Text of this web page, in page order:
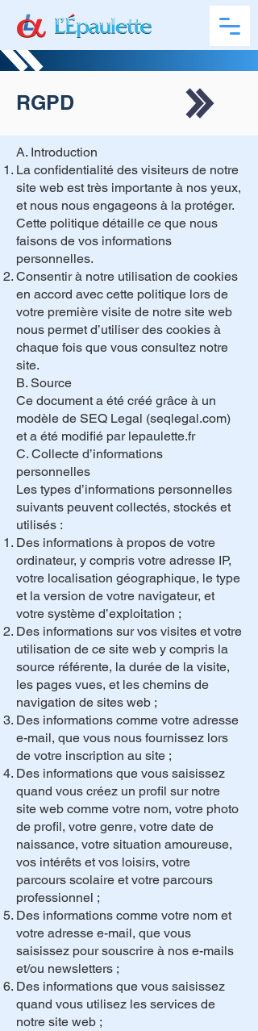
RGPD
A. Introduction
La confidentialité des visiteurs de notre
site web est très importante à nos yeux,
et nous nous engageons à la protéger.
Cette politique détaille ce que nous
faisons de vos informations
personnelles.
Consentir à notre utilisation de cookies
en accord avec cette politique lors de
votre première visite de notre site web
nous permet d’utiliser des cookies à
chaque fois que vous consultez notre
site.
B. Source
Ce document a été créé grâce à un
modèle de SEQ Legal (seqlegal.com)
et a été modifié par lepaulette.fr
C. Collecte d’informations
personnelles
Les types d’informations personnelles
suivants peuvent collectés, stockés et
utilisés :
Des informations à propos de votre
ordinateur, y compris votre adresse IP,
votre localisation géographique, le type
et la version de votre navigateur, et
votre système d’exploitation ;
Des informations sur vos visites et votre
utilisation de ce site web y compris la
source référente, la durée de la visite,
les pages vues, et les chemins de
navigation de sites web ;
Des informations comme votre adresse
e-mail, que vous nous fournissez lors
de votre inscription au site ;
Des informations que vous saisissez
quand vous créez un profil sur notre
site web comme votre nom, votre photo
de profil, votre genre, votre date de
naissance, votre situation amoureuse,
vos intérêts et vos loisirs, votre
parcours scolaire et votre parcours
professionnel ;
Des informations comme votre nom et
votre adresse e-mail, que vous
saisissez pour souscrire à nos e-mails
et/ou newsletters ;
Des informations que vous saisissez
quand vous utilisez les services de
notre site web ;